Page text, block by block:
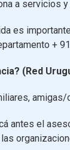
a
es
+
(Red
antes el